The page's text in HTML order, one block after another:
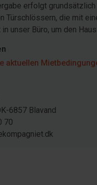
erfolgt
Türschlössern, die mit
unser Büro, um den
aktuellen
6857 Blavand
70